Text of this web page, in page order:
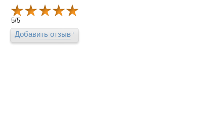
5/5
Добавить отзыв